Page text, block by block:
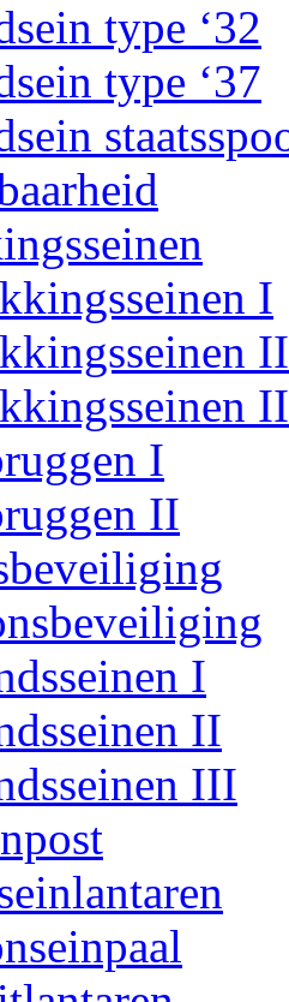
type ‘32
type ‘37
I
II
I
II
I
II
III